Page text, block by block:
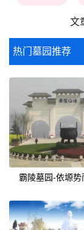
文
热门墓园推荐
霸陵墓园-依塬势